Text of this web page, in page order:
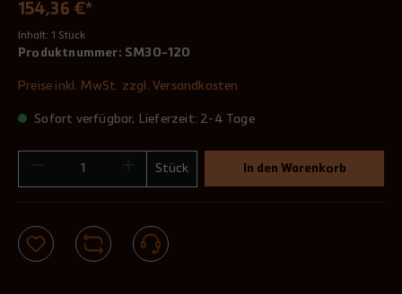
154,36 €*
Inhalt: 1 Stück
Produktnummer: SM30-120
Preise inkl. MwSt. zzgl. Versandkosten
Sofort verfügbar, Lieferzeit: 2-4 Tage
Stück In den Warenkorb